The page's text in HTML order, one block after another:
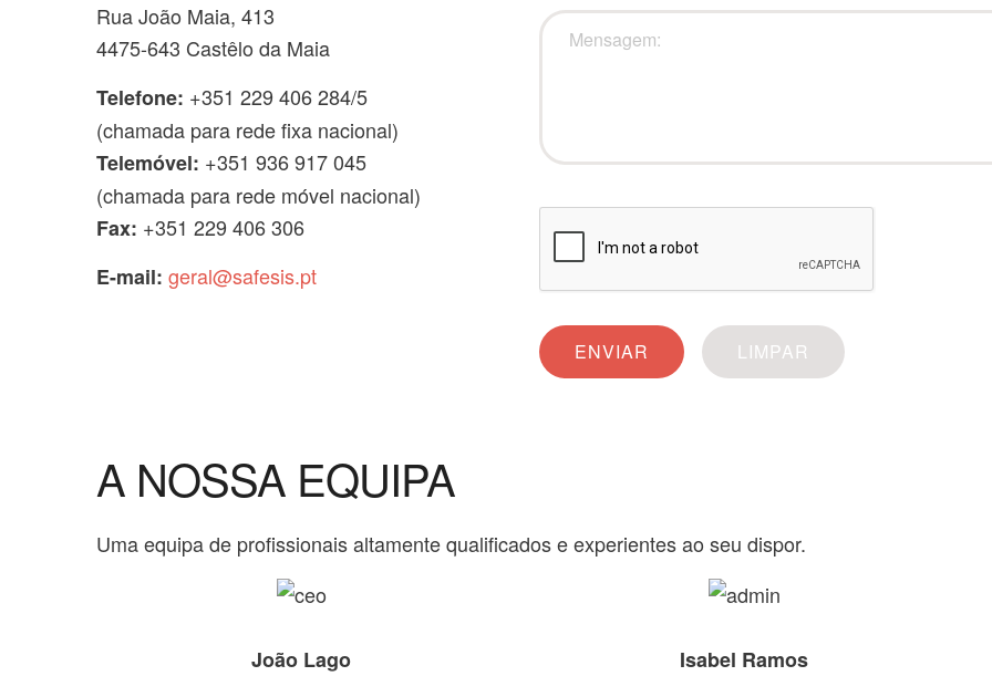
Rua João Maia, 413
4475-643 Castêlo da Maia
Telefone: +351 229 406 284/5
(chamada para rede fixa nacional)
Telemóvel: +351 936 917 045
(chamada para rede móvel nacional)
Fax: +351 229 406 306
E-mail: geral@safesis.pt
A NOSSA EQUIPA
Uma equipa de profissionais altamente qualificados e experientes ao seu dispor.
João Lago
Isabel Ramos